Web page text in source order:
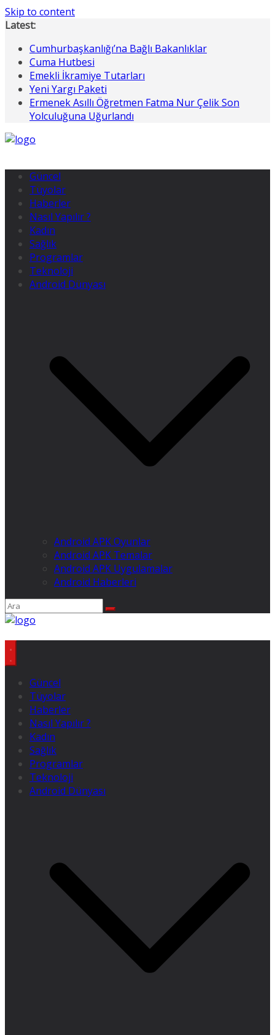
Skip to content
Latest:
Cumhurbaşkanlığı’na Bağlı Bakanlıklar
Cuma Hutbesi
Emekli İkramiye Tutarları
Yeni Yargı Paketi
Ermenek Asıllı Öğretmen Fatma Nur Çelik Son
Yolculuğuna Uğurlandı
Güncel
Tüyolar
Haberler
Nasıl Yapılır ?
Kadın
Sağlık
Programlar
Teknoloji
Android Dünyası
Android APK Oyunlar
Android APK Temalar
Android APK Uygulamalar
Android Haberleri
Güncel
Tüyolar
Haberler
Nasıl Yapılır ?
Kadın
Sağlık
Programlar
Teknoloji
Android Dünyası